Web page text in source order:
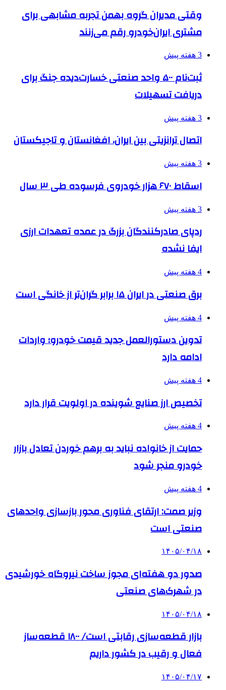
وقتی مدیران گروه بهمن تجربه مشابهی برای
مشتری ایران‌خودرو رقم می‌زنند
3 هفته پیش
ثبت‌نام ۵۰۰ واحد صنعتی خسارت‌دیده جنگ برای
دریافت تسهیلات
3 هفته پیش
اتصال ترانزیتی بین ایران، افغانستان و تاجیکستان
3 هفته پیش
اسقاط ۶۷۰ هزار خودروی فرسوده طی ۳ سال
3 هفته پیش
ردپای صادرکنندگان بزرگ در عمده تعهدات ارزی
ایفا نشده
4 هفته پیش
برق صنعتی در ایران ۱۵ برابر گران‌تر از خانگی است
4 هفته پیش
تدوین دستورالعمل جدید قیمت خودرو؛ واردات
ادامه دارد
4 هفته پیش
تخصیص ارز صنایع شوینده در اولویت قرار دارد
4 هفته پیش
حمایت از خانواده نباید به برهم خوردن تعادل بازار
خودرو منجر شود
4 هفته پیش
وزیر صمت: ارتقای فناوری محور بازسازی واحدهای
صنعتی است
۱۴۰۵/۰۴/۱۸
صدور دو هفته‌ای مجوز ساخت نیروگاه خورشیدی
در شهرک‌های صنعتی
۱۴۰۵/۰۴/۱۸
بازار قطعه‌سازی رقابتی است/ ۱۸۰۰ قطعه‌ساز
فعال و رقیب در کشور داریم
۱۴۰۵/۰۴/۱۷